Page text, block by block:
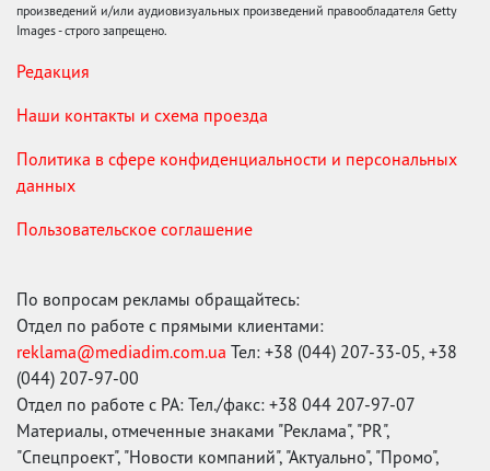
произведений и/или аудиовизуальных произведений правообладателя Getty
Images - строго запрещено.
Редакция
Наши контакты и схема проезда
Политика в сфере конфиденциальности и персональных
данных
Пользовательское соглашение
По вопросам рекламы обращайтесь:
Отдел по работе с прямыми клиентами:
reklama@mediadim.com.ua Тел: +38 (044) 207-33-05, +38
(044) 207-97-00
Отдел по работе с РА: Тел./факс: +38 044 207-97-07
Материалы, отмеченные знаками "Реклама", "PR",
"Спецпроект", "Новости компаний", "Актуально", "Промо",